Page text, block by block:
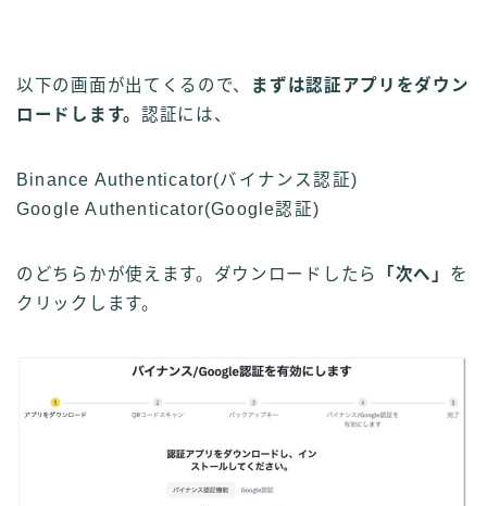
以下の画面が出てくるので、
まずは認証アプリをダウン
ロードします。 認証には、
Binance Authenticator(バイナンス認証)
Google Authenticator(Google認証)
のどちらかが使えます。ダウンロードしたら 「次へ」 を
クリックします。